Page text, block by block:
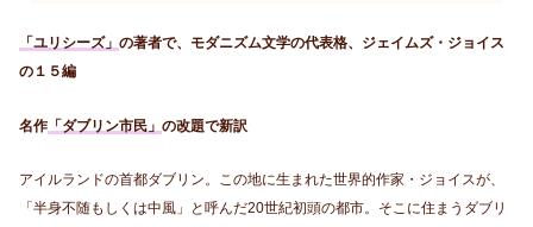
「ユリシーズ」 の著者で、モダニズム文学の代表格、ジェイムズ・ジョイス
の１５編
名作 「ダブリン市民」 の改題で新訳
アイルランドの首都ダブリン。この地に生まれた世界的作家・ジョイスが、
「半身不随もしくは中風」と呼んだ20世紀初頭の都市。そこに住まうダブリ